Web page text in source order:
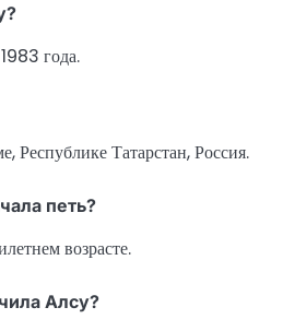
года.
Республике Татарстан, Россия.
петь?
возрасте.
Алсу?